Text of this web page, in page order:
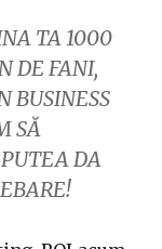
TA 1000
DE FANI,
BUSINESS
SĂ
DA